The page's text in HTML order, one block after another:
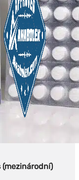
(mezinárodní)